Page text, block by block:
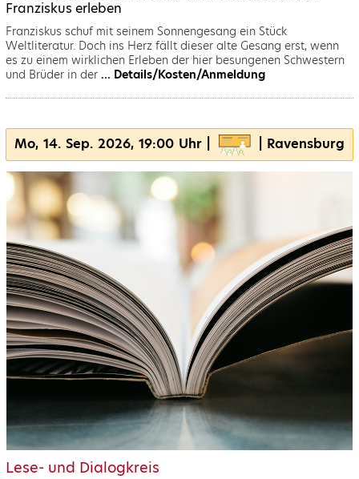
Franziskus erleben
Franziskus schuf mit seinem Sonnengesang ein Stück
Weltliteratur. Doch ins Herz fällt dieser alte Gesang erst, wenn
es zu einem wirklichen Erleben der hier besungenen Schwestern
und Brüder in der... Details/Kosten/Anmeldung
Mo, 14. Sep. 2026, 19:00 Uhr | | Ravensburg
Lese- und Dialogkreis